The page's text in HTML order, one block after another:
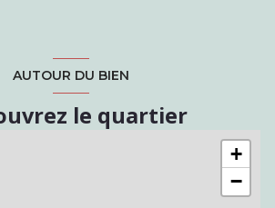
AUTOUR DU BIEN
le quartier
+
−